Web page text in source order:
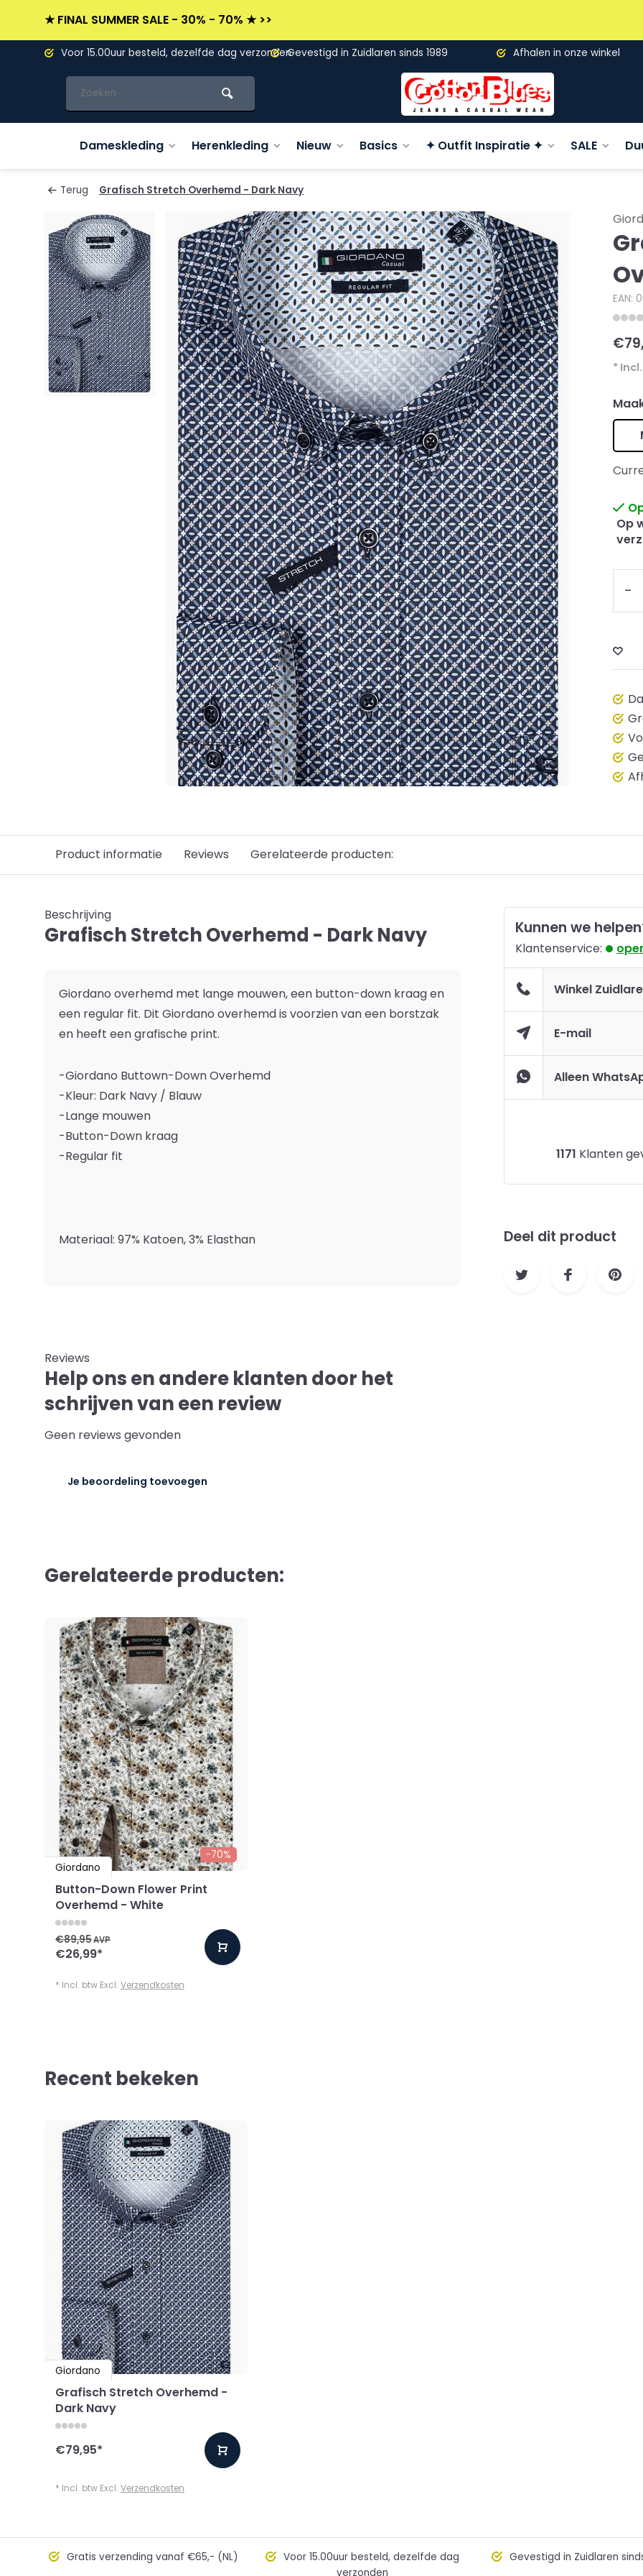
★ FINAL SUMMER SALE - 30% - 70% ★ >>
Voor 15.00uur besteld, dezelfde dag verzondenGevestigd in Zuidlaren sinds 1989 Afhalen in onze winkel
Dameskleding Herenkleding Nieuw Basics ✦ Outfit Inspiratie ✦ SALE
Terug Grafisch Stretch Overhemd - Dark Navy
EAN:
*
Op
-
Product informatie Reviews Gerelateerde producten:
Beschrijving
Grafisch Stretch Overhemd - Dark Navy
Giordano overhemd met lange mouwen, een button-down kraag en
een regular fit. Dit Giordano overhemd is voorzien van een borstzak
en heeft een grafische print.
-Giordano Buttown-Down Overhemd
-Kleur: Dark Navy / Blauw
-Lange mouwen
-Button-Down kraag
-Regular fit
Materiaal: 97% Katoen, 3% Elasthan
Kunnen we
Klantenservice:
Winkel
E-mail
Alleen
1171 Klanten
Deel dit product
Reviews
Help ons en andere klanten door het
schrijven van een review
Geen reviews gevonden
Je beoordeling toevoegen
Gerelateerde producten:
-70%
Giordano
Button-Down Flower Print
Overhemd - White
€89,95AVP
€26,99*
* Incl. btw Excl. Verzendkosten
Recent bekeken
Giordano
Grafisch Stretch Overhemd -
Dark Navy
€79,95*
* Incl. btw Excl. Verzendkosten
Gratis verzending vanaf €65,- (NL)
Voor 15.00uur besteld, dezelfde dag
verzonden
Gevestigd in Zuidlaren